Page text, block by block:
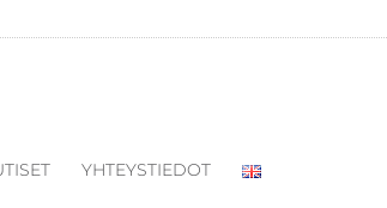
YHTEYSTIEDOT